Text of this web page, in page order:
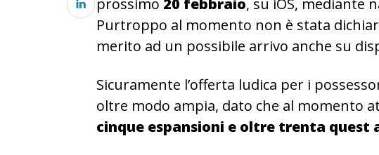
prossimo 20 febbraio, su iOS, mediante
Purtroppo al momento non è stata
merito ad un possibile arrivo anche su
Sicuramente l’offerta ludica per i
oltre modo ampia, dato che al momento
cinque espansioni e oltre trenta quest